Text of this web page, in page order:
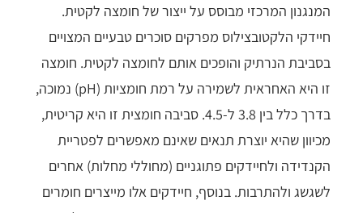
המנגנון המרכזי מבוסס על ייצור של חומצה לקטית.
חיידקי הלקטובצילוס מפרקים סוכרים טבעיים המצויים
בסביבת הנרתיק והופכים אותם לחומצה לקטית. חומצה
זו היא האחראית לשמירה על רמת חומציות (pH) נמוכה,
בדרך כלל בין 3.8 ל-4.5. סביבה חומצית זו היא קריטית,
מכיוון שהיא יוצרת תנאים שאינם מאפשרים לפטריית
הקנדידה ולחיידקים פתוגניים (מחוללי מחלות) אחרים
לשגשג ולהתרבות. בנוסף, חיידקים אלו מייצרים חומרים